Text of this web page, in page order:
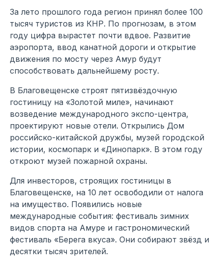
За лето прошлого года регион принял более 100
тысяч туристов из КНР. По прогнозам, в этом
году цифра вырастет почти вдвое. Развитие
аэропорта, ввод канатной дороги и открытие
движения по мосту через Амур будут
способствовать дальнейшему росту.
В Благовещенске строят пятизвёздочную
гостиницу на «Золотой миле», начинают
возведение международного экспо-центра,
проектируют новые отели. Открылись Дом
российско-китайской дружбы, музей городской
истории, космопарк и «Динопарк». В этом году
откроют музей пожарной охраны.
Для инвесторов, строящих гостиницы в
Благовещенске, на 10 лет освободили от налога
на имущество. Появились новые
международные события: фестиваль зимних
видов спорта на Амуре и гастрономический
фестиваль «Берега вкуса». Они собирают звёзд и
десятки тысяч зрителей.